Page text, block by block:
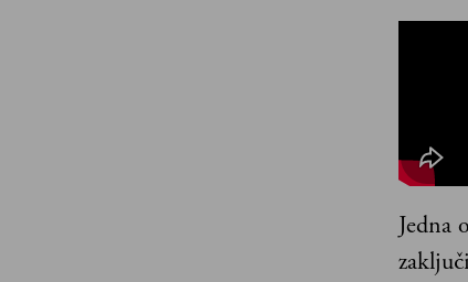
Jedna